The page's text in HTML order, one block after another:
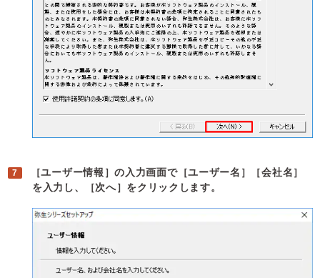
［ユーザー情報］の入力画面で［ユーザー名］［会社名］
を入力し、［次へ］をクリックします。